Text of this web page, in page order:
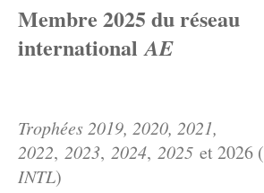
Membre 2025 du réseau
international AE
Trophées 2019, 2020, 2021,
2022, 2023, 2024, 2025 et 2026 (
INTL)